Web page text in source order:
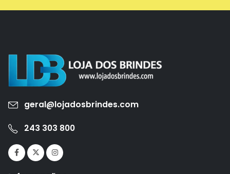
geral@lojadosbrindes.com
243 303 800